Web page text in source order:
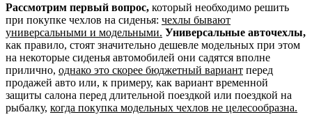
Рассмотрим первый вопрос, который необходимо решить
при покупке чехлов на сиденья: чехлы бывают
универсальными и модельными. Универсальные авточехлы,
как правило, стоят значительно дешевле модельных при этом
на некоторые сиденья автомобилей они садятся вполне
прилично, однако это скорее бюджетный вариант перед
продажей авто или, к примеру, как вариант временной
защиты салона перед длительной поездкой или поездкой на
рыбалку, когда покупка модельных чехлов не целесообразна.